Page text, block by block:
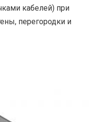
кабелей) при
перегородки и